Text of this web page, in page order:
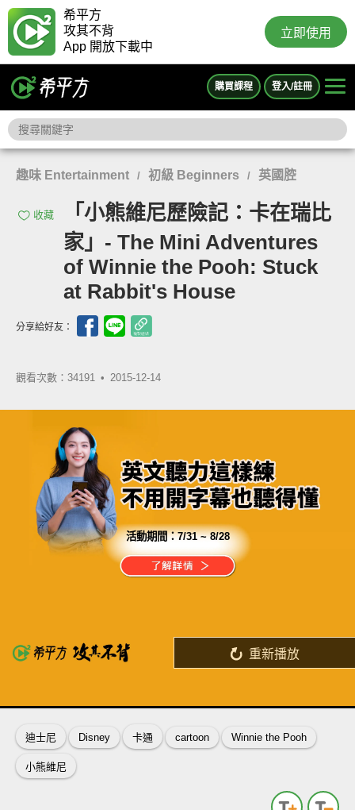
希平方
攻其不背
App 開放下載中
立即使用
購買課程 登入/註冊
趣味 Entertainment / 初級 Beginners / 英國腔
收藏
「小熊維尼歷險記：卡在瑞比
家」- The Mini Adventures
of Winnie the Pooh: Stuck
at Rabbit's House
分享給好友：
觀看次數：34191 • 2015-12-14
活動期間：7/31 ~ 8/28
重新播放
功能全面升級，解鎖強效學習！
了解詳情
迪士尼 Disney 卡通 cartoon Winnie the Pooh
小熊維尼